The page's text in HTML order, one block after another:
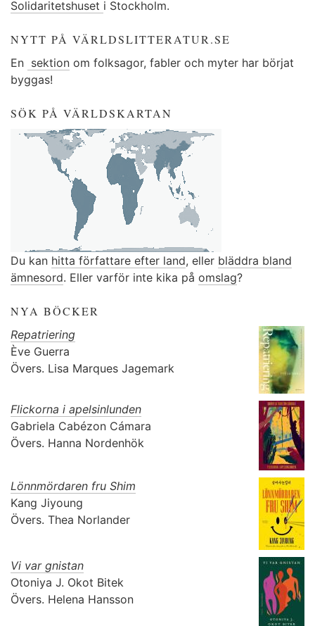
Solidaritetshuset i Stockholm.
NYTT PÅ VÄRLDSLITTERATUR.SE
En sektion om folksagor, fabler och myter har börjat
byggas!
SÖK PÅ VÄRLDSKARTAN
Du kan hitta författare efter land, eller bläddra bland
ämnesord. Eller varför inte kika på omslag?
NYA BÖCKER
Repatriering
Ève Guerra
Övers. Lisa Marques Jagemark
Flickorna i apelsinlunden
Gabriela Cabézon Cámara
Övers. Hanna Nordenhök
Lönnmördaren fru Shim
Kang Jiyoung
Övers. Thea Norlander
Vi var gnistan
Otoniya J. Okot Bitek
Övers. Helena Hansson